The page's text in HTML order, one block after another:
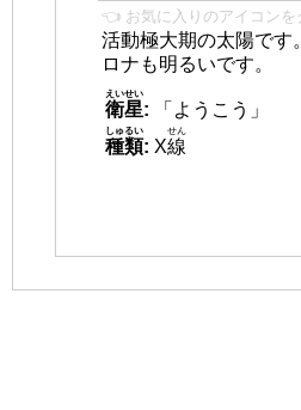
👈 お気に入りのアイコンを
活動極大期の太陽です
ロナも明るいです。
衛星
えいせい
:
「ようこう」
種類
しゅるい
: X線
せん